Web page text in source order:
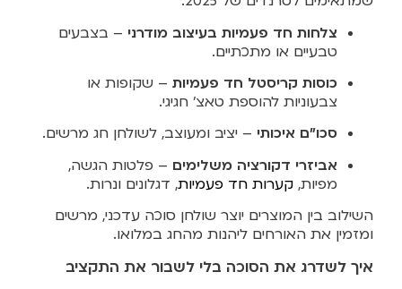
צלחות חד פעמיות בעיצוב מודרני – בצבעים
טבעיים או מתכתיים.
כוסות קריסטל חד פעמיות – שקופות או
צבעוניות להוספת טאצ’ חגיגי.
סכו"ם איכותי – יציב ומעוצב, לשולחן חג מרשים.
אביזרי דקורציה משלימים – פלטות הגשה,
מפיות,קערות חד פעמיות, דגלונים ונרות.
השילוב בין המוצרים יוצר שולחן סוכה עדכני, מרשים
ומזמין את האורחים ליהנות מהחג במלואו.
איך לשדרג את הסוכה בלי לשבור את התקציב